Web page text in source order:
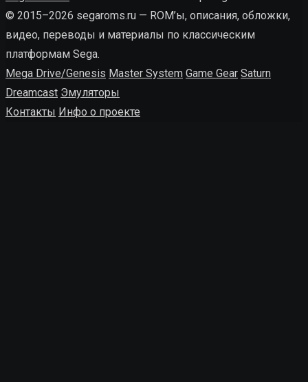
© 2015–2026 segaroms.ru — ROM’ы, описания, обложки,
видео, переводы и материалы по классическим
платформам Sega.
Mega Drive/Genesis Master System Game Gear Saturn
Dreamcast Эмуляторы
Контакты Инфо о проекте